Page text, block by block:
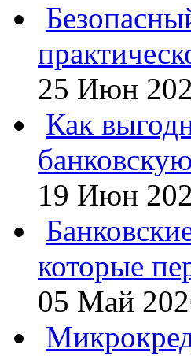
25 Июн
Как
19 Июн
которые
05 Май